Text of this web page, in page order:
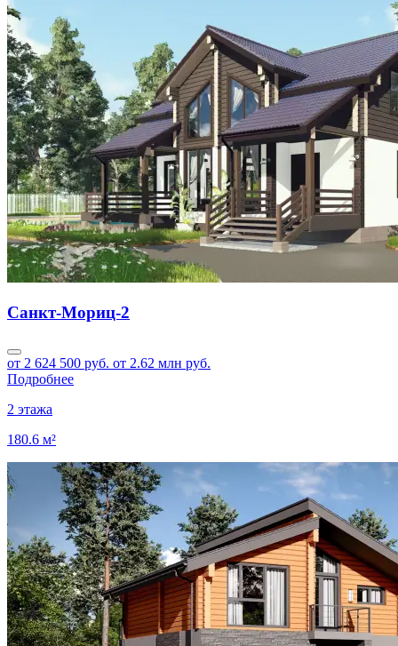
Санкт-Мориц-2
от 2 624 500 руб. от 2.62 млн руб.
Подробнее
2 этажа
180.6 м²